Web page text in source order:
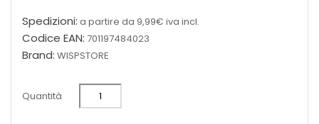
Spedizioni: a partire da 9,99€ iva incl.
Codice EAN: 701197484023
Brand: WISPSTORE
Quantità